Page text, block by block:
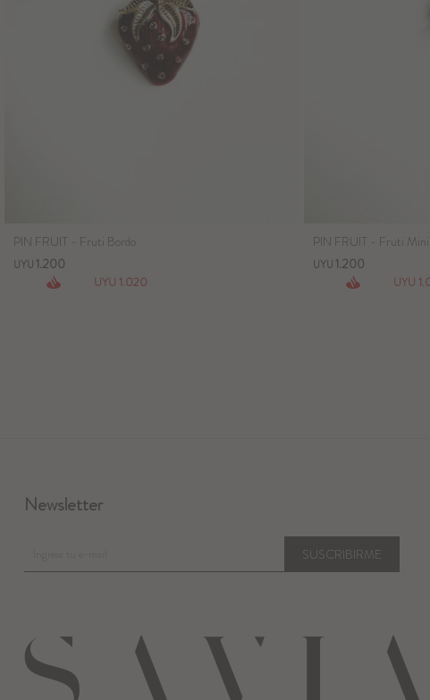
PIN FRUIT - Fruti Bordo
UYU1.200
UYU 1.020
PIN FRUIT - Fruti Mini
UYU1.200
UYU
Newsletter
SUSCRIBIRME